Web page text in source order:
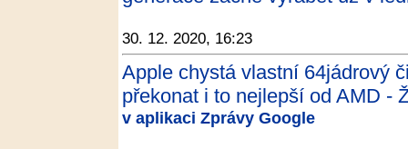
30. 12. 2020, 16:23
Apple chystá vlastní 64jádrový
překonat i to nejlepší od AMD -
v aplikaci Zprávy Google